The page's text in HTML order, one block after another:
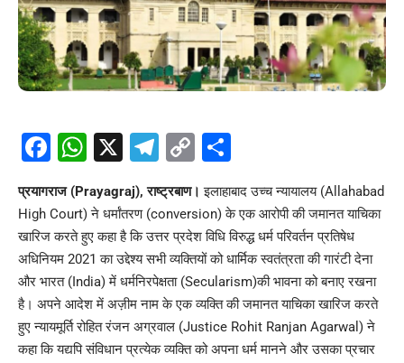
Facebook
WhatsApp
X Telegram
Copy
प्रयागराज (Prayagraj), राष्ट्रबाण। इलाहाबाद उच्च न्यायालय (Allahabad
High Court) ने धर्मांतरण (conversion) के एक आरोपी की जमानत याचिका
खारिज करते हुए कहा है कि उत्तर प्रदेश विधि विरुद्ध धर्म परिवर्तन प्रतिषेध
अधिनियम 2021 का उद्देश्य सभी व्यक्तियों को धार्मिक स्वतंत्रता की गारंटी देना
और भारत (India) में धर्मनिरपेक्षता (Secularism)की भावना को बनाए रखना
है। अपने आदेश में अज़ीम नाम के एक व्यक्ति की जमानत याचिका खारिज करते
हुए न्यायमूर्ति रोहित रंजन अग्रवाल (Justice Rohit Ranjan Agarwal) ने
कहा कि यद्यपि संविधान प्रत्येक व्यक्ति को अपना धर्म मानने और उसका प्रचार